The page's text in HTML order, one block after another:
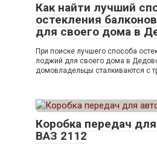
Как найти лучший
остекления
для своего дома в
При поиске лучшего способа
лоджий для своего дома в
домовладельцы сталкиваются с
Коробка передач
ВАЗ 2112